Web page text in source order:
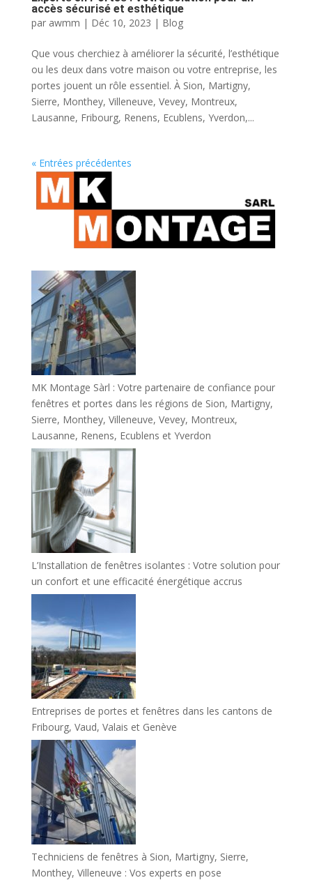
accès sécurisé et esthétique
par awmm | Déc 10, 2023 | Blog
Que vous cherchiez à améliorer la sécurité, l’esthétique
ou les deux dans votre maison ou votre entreprise, les
portes jouent un rôle essentiel. À Sion, Martigny,
Sierre, Monthey, Villeneuve, Vevey, Montreux,
Lausanne, Fribourg, Renens, Ecublens, Yverdon,...
« Entrées précédentes
MK Montage Sàrl : Votre partenaire de confiance pour
fenêtres et portes dans les régions de Sion, Martigny,
Sierre, Monthey, Villeneuve, Vevey, Montreux,
Lausanne, Renens, Ecublens et Yverdon
L’Installation de fenêtres isolantes : Votre solution pour
un confort et une efficacité énergétique accrus
Entreprises de portes et fenêtres dans les cantons de
Fribourg, Vaud, Valais et Genève
Techniciens de fenêtres à Sion, Martigny, Sierre,
Monthey, Villeneuve : Vos experts en pose